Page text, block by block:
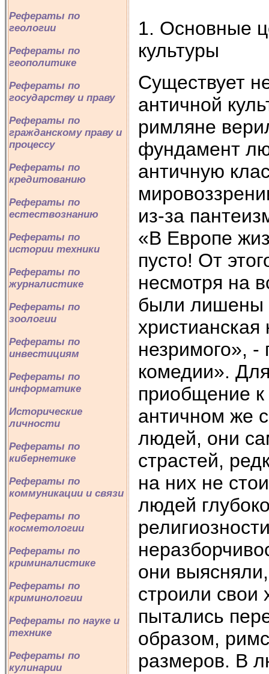
Рефераты по
геологии
Рефераты по
геополитике
Рефераты по
государству и праву
Рефераты по
гражданскому праву и
процессу
Рефераты по
кредитованию
Рефераты по
естествознанию
Рефераты по
истории техники
Рефераты по
журналистике
Рефераты по
зоологии
Рефераты по
инвестициям
Рефераты по
информатике
Исторические
личности
Рефераты по
кибернетике
Рефераты по
коммуникации и связи
Рефераты по
косметологии
Рефераты по
криминалистике
Рефераты по
криминологии
Рефераты по науке и
технике
Рефераты по
кулинарии
1. Основные
культуры
Существует
античной
римляне
фундамент
античную
из-за
«В Европе
пусто! От
несмотря на
были лишены
незримого», -
комедии».
приобщение к
античном же
людей, они
страстей,
на них не
людей
они
строили
пытались
образом,
размеров. В